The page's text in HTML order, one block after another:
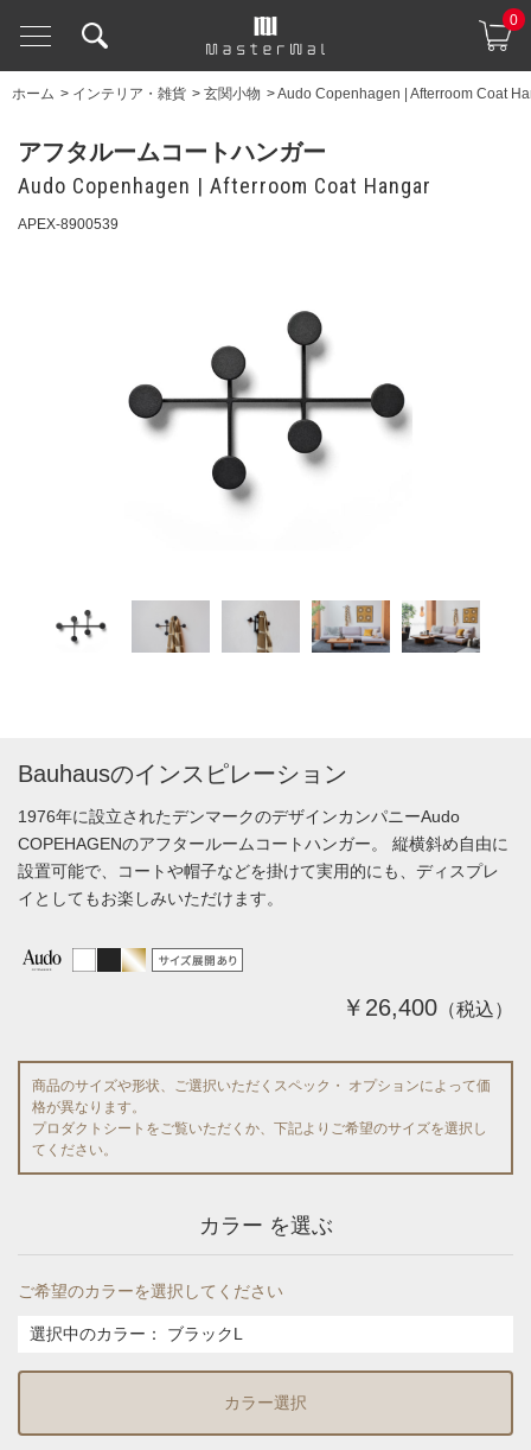
0
ホーム > インテリア・雑貨 > 玄関小物 >Audo Copenhagen | Afterroom Coat
アフタルームコートハンガー
Audo Copenhagen | Afterroom Coat Hangar
APEX-8900539
Bauhausのインスピレーション
1976年に設立されたデンマークのデザインカンパニーAudo
COPEHAGENのアフタールームコートハンガー。 縦横斜め自由に
設置可能で、コートや帽子などを掛けて実用的にも、ディスプレ
イとしてもお楽しみいただけます。
￥26,400 （税込）
商品のサイズや形状、ご選択いただくスペック・ オプションによって価
格が異なります。
プロダクトシートをご覧いただくか、下記よりご希望のサイズを選択し
てください。
カラー を選ぶ
ご希望のカラーを選択してください
選択中のカラー： ブラックL
カラー選択